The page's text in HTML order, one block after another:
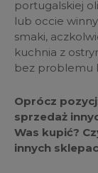
portugalskiej
lub occie
smaki,
kuchnia z
bez problemu
Oprócz
sprzedaż
Was kupić?
innych